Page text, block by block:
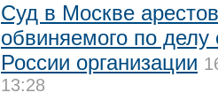
Суд в Москве
обвиняемого по
России организации
13:28